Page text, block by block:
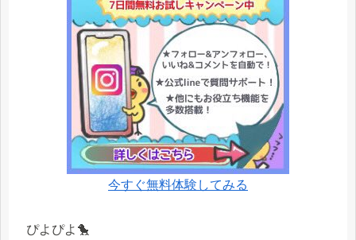
今すぐ無料体験してみる
ぴよぴよ🐤